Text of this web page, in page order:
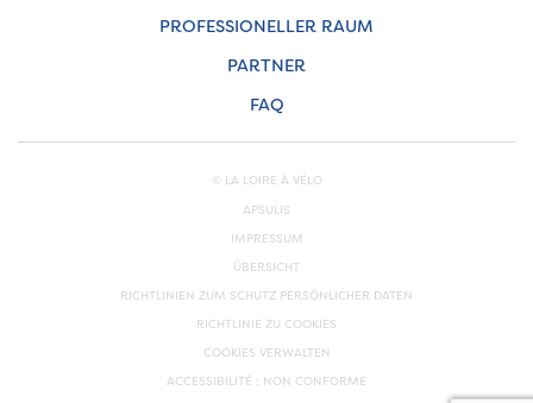
PROFESSIONELLER RAUM
PARTNER
FAQ
© LA LOIRE À VÉLO
APSULIS
IMPRESSUM
ÜBERSICHT
RICHTLINIEN ZUM SCHUTZ PERSÖNLICHER DATEN
RICHTLINIE ZU COOKIES
COOKIES VERWALTEN
ACCESSIBILITÉ : NON CONFORME